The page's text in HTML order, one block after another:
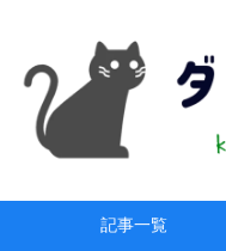
記事一覧